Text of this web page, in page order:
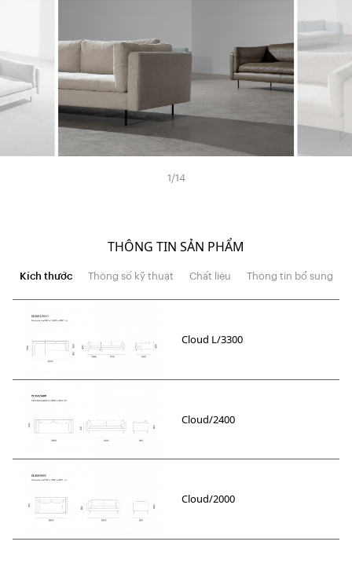
1/14
THÔNG TIN SẢN PHẨM
Kích thước Thông số kỹ thuật Chất liệu Thông tin bổ sung
Cloud L/3300
Cloud/2400
Cloud/2000